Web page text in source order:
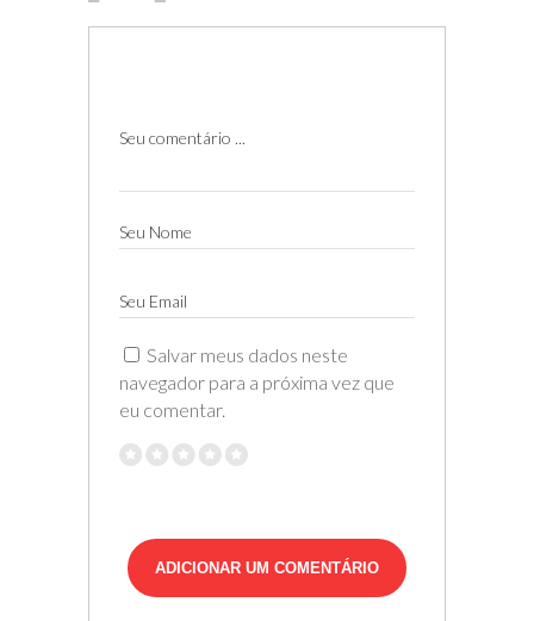
Seu comentário ...
Seu Nome
Seu Email
Salvar meus dados neste
navegador para a próxima vez que
eu comentar.